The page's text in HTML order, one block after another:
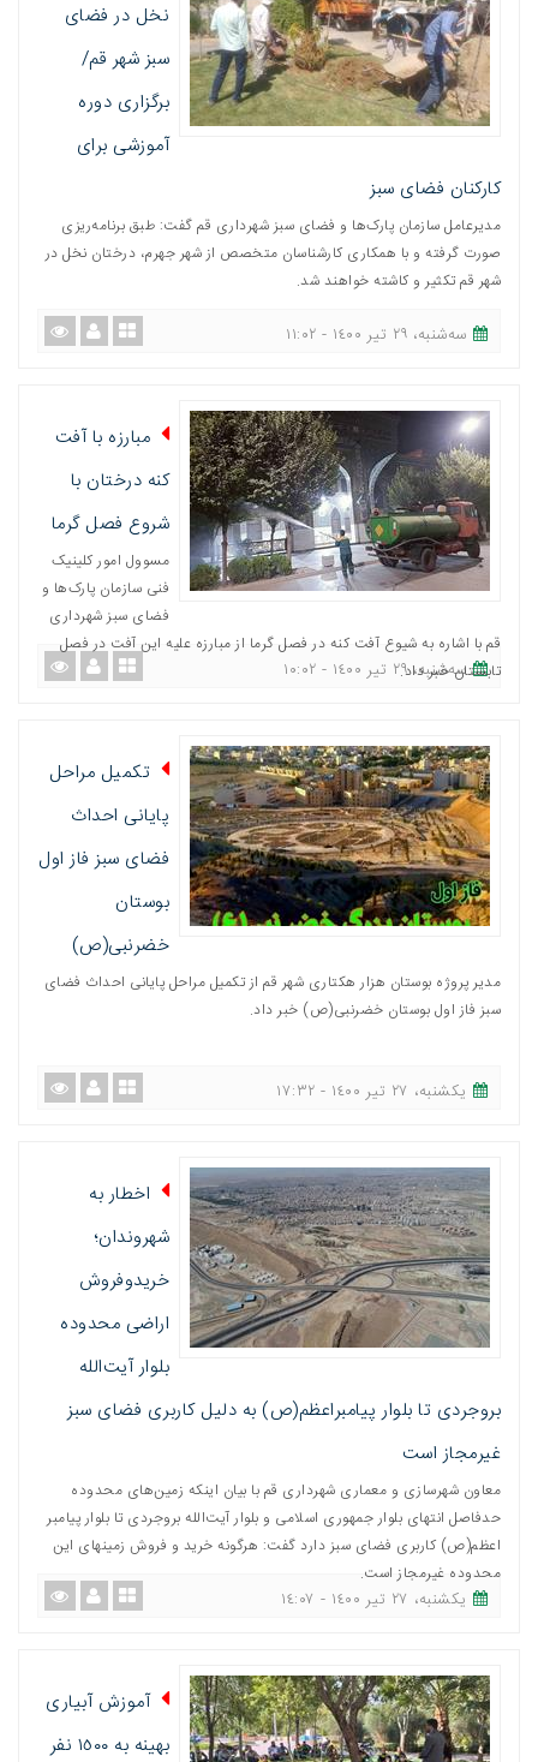
نخل در فضای
سبز شهر قم/
برگزاری دوره
آموزشی برای
کارکنان فضای سبز
مدیرعامل سازمان پارک‌ها و فضای سبز شهرداری قم گفت: طبق برنامه‌ریزی
صورت گرفته و با همکاری کارشناسان متخصص از شهر جهرم، درختان نخل در
شهر قم تکثیر و کاشته خواهند شد.
ﺳﻪشنبه، ٢٩ تیر ١٤٠٠ - ١١:٠٢
مبارزه با آفت
کنه درختان با
شروع فصل گرما
مسوول امور کلینیک
فنی سازمان پارک‌ها و
فضای سبز شهرداری
قم با اشاره به شیوع آفت کنه در فصل گرما از مبارزه علیه این آفت در فصل
تابستان خبر داد.
ﺳﻪشنبه، ٢٩ تیر ١٤٠٠ - ١٠:٠٢
تکمیل مراحل
پایانی احداث
فضای سبز فاز اول
بوستان
خضرنبی(ص)
مدیر پروژه بوستان هزار هکتاری شهر قم از تکمیل مراحل پایانی احداث فضای
سبز فاز اول بوستان خضرنبی(ص) خبر داد.
یکشنبه، ٢٧ تیر ١٤٠٠ - ١٧:٣٢
اخطار به
شهروندان؛
خریدوفروش
اراضی محدوده
بلوار آیت‌الله
بروجردی تا بلوار پیامبراعظم(ص) به دلیل کاربری فضای سبز
غیرمجاز است
معاون شهرسازی و معماری شهرداری قم با بیان اینکه زمين‌های محدوده
حدفاصل انتهای بلوار جمهوری اسلامی و بلوار آیت‌الله بروجردی تا بلوار پيامبر
اعظم(ص) کاربری فضای سبز دارد گفت: هرگونه خرید و فروش زمینهای این
محدوده غیرمجاز است.
یکشنبه، ٢٧ تیر ١٤٠٠ - ١٤:٠٧
آموزش آبیاری
بهینه به ١٥٠٠ نفر